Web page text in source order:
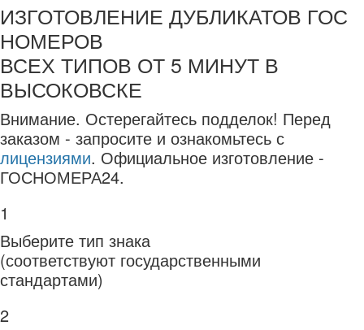
ИЗГОТОВЛЕНИЕ ДУБЛИКАТОВ ГОС
НОМЕРОВ
ВСЕХ ТИПОВ ОТ 5 МИНУТ В
ВЫСОКОВСКЕ
Внимание. Остерегайтесь подделок! Перед
заказом - запросите и ознакомьтесь с
лицензиями. Официальное изготовление -
ГОСНОМЕРА24.
1
Выберите тип знака
(соответствуют государственными
стандартами)
2